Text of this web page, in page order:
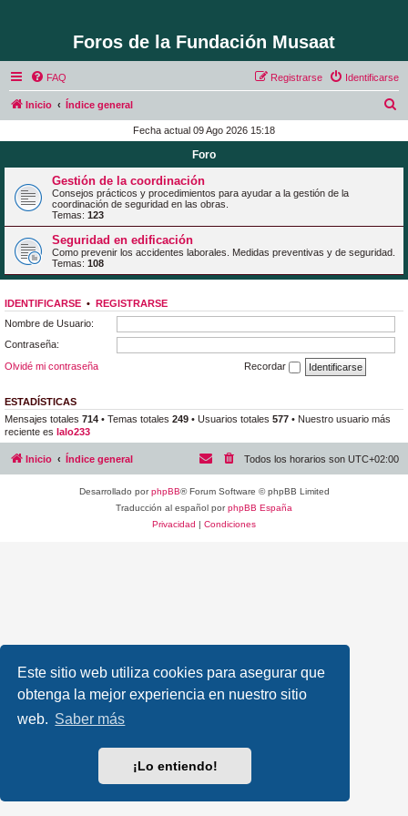
Este sitio web utiliza cookies para asegurar que
obtenga la mejor experiencia en nuestro sitio
web. Saber más
¡Lo entiendo!
Foros de la Fundación Musaat
FAQ Identificarse
Registrarse
Inicio Índice general
c
Fecha actual 09 Ago 2026 15:18
Foro
Gestión de la coordinación
Consejos prácticos y procedimientos para ayudar a la gestión de la
coordinación de seguridad en las obras.
Temas: 123
Seguridad en edificación
Como prevenir los accidentes laborales. Medidas preventivas y de seguridad.
Temas: 108
IDENTIFICARSE • REGISTRARSE
Nombre de Usuario:
Contraseña:
Olvidé mi contraseña
Recordar
ESTADÍSTICAS
Mensajes totales 714 • Temas totales 249 • Usuarios totales 577 • Nuestro usuario más
reciente es lalo233
Inicio Índice general Todos los horarios son UTC+02:00
Desarrollado porphpBB® Forum Software © phpBB Limited
Traducción al español porphpBB España
Privacidad | Condiciones